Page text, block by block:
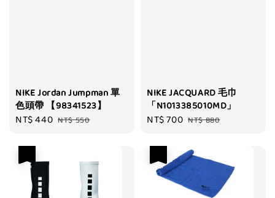
NIKE Jordan Jumpman 單
色頭帶 【98341523】
Sale
NT$ 440 Regular
NT$ 550
NIKE JACQUARD 毛巾
「N1013385010MD」
Sale
NT$ 700 Regular
NT$ 880